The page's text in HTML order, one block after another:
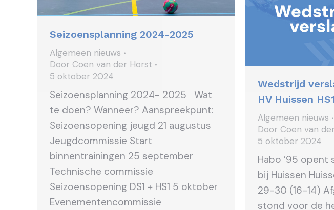
Seizoensplanning 2024-2025
Algemeen nieuws
Door Coen van der Horst
5 oktober 2024
Seizoensplanning 2024- 2025 Wat
te doen? Wanneer? Aanspreekpunt:
Seizoensopening jeugd 21 augustus
Jeugdcommissie Start
binnentrainingen 25 september
Technische commissie
Seizoensopening DS1 + HS1 5 oktober
Evenementencommissie
Wedstrijd
HV Huissen HS1
Algemeen nieuws
Door Coen van
5 oktober 2024
Habo ’95 opent
bij Huissen
29-30 (16-14)
stond voor de